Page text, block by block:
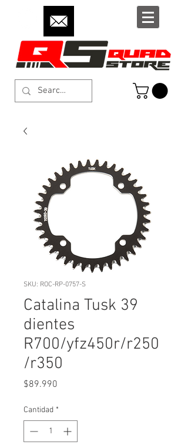
SKU: ROC-RP-0757-S
Catalina Tusk 39
dientes
R700/yfz450r/r250
/r350
$89.990
Cantidad *